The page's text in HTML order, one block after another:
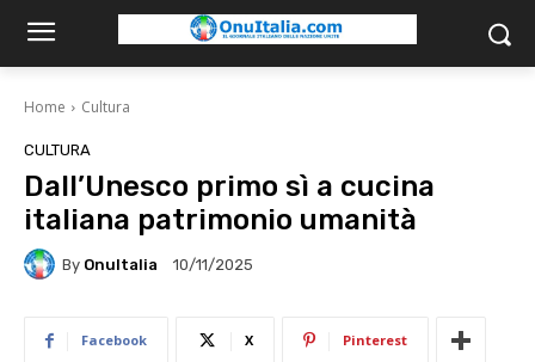
Home Cultura
CULTURA
Dall’Unesco primo sì a cucina
italiana patrimonio umanità
By OnuItalia 10/11/2025
Facebook X Pinterest